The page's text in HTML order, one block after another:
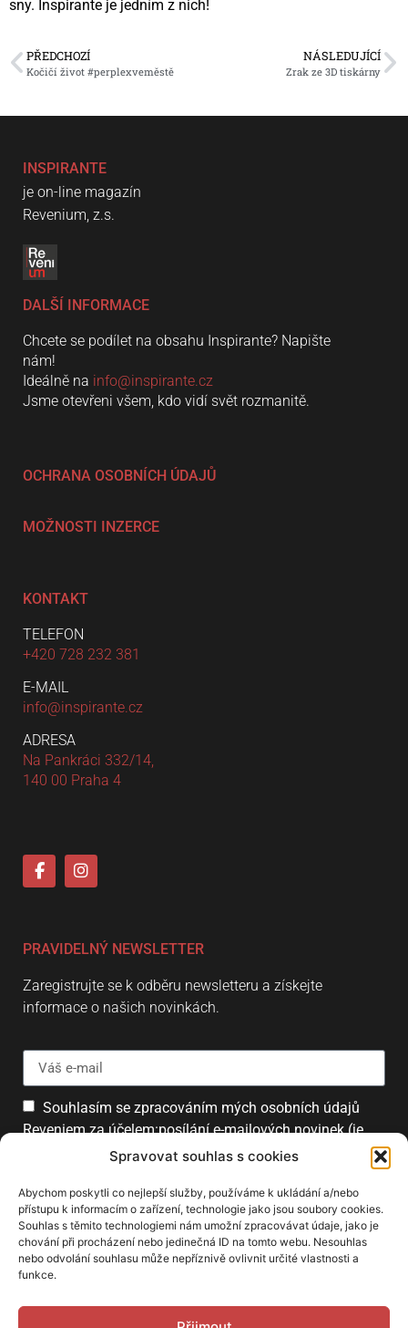
Spravovat souhlas s cookies
Abychom poskytli co nejlepší služby, používáme k ukládání a/nebo
přístupu k informacím o zařízení, technologie jako jsou soubory cookies.
Souhlas s těmito technologiemi nám umožní zpracovávat údaje, jako je
chování při procházení nebo jedinečná ID na tomto webu. Nesouhlas
nebo odvolání souhlasu může nepříznivě ovlivnit určité vlastnosti a
funkce.
sny. Inspirante je jedním z nich!
PŘEDCHOZÍ
Kočičí život #perplexveměstě
NÁSLEDUJÍCÍ
Zrak ze 3D tiskárny
INSPIRANTE
je on-line magazín
Revenium, z.s.
DALŠÍ INFORMACE
Chcete se podílet na obsahu Inspirante? Napište
nám!
Ideálně na info@inspirante.cz
Jsme otevřeni všem, kdo vidí svět rozmanitě.
OCHRANA OSOBNÍCH ÚDAJŮ
MOŽNOSTI INZERCE
KONTAKT
TELEFON
+420 728 232 381
E-MAIL
info@inspirante.cz
ADRESA
Na Pankráci 332/14,
140 00 Praha 4
PRAVIDELNÝ NEWSLETTER
Zaregistrujte se k odběru newsletteru a získejte
informace o našich novinkách.
Souhlasím se zpracováním mých osobních údajů
Reveniem za účelem:posílání e-mailových novinek (je
možné se kdykoliv odhlásit).
Přihlásit
PARTNEŘI